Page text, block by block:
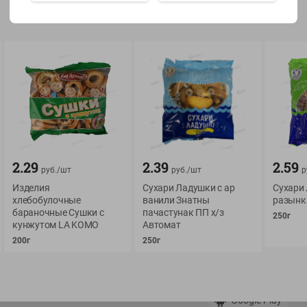
О сервисе
Условия доставки
Оформление заказа
Мой Green
Обратная связь
Google Play
2.29 руб./шт
Изделия
хлебобулочные
бараночные Сушки с
кунжутом LA KOMO
200г
2.39 руб./шт
Сухари Ладушки с ар
ванили Знатны
пачастунак ПП х/з
Автомат
250г
2.59
250г